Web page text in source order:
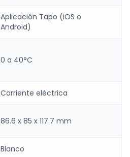
Aplicación Tapo (iOS o
Android)
0 a 40°C
Corriente eléctrica
86.6 x 85 x 117.7 mm
Blanco